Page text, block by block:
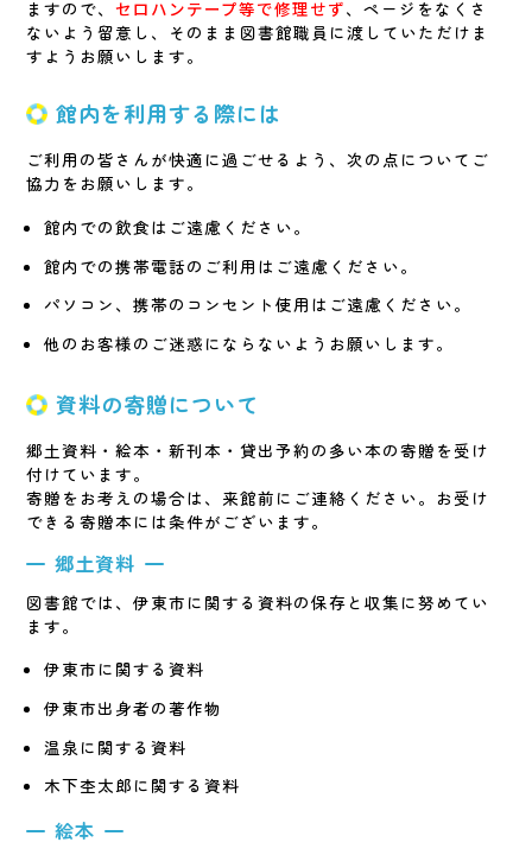
ますので、セロハンテープ等で修理せず、ページをなくさ
ないよう留意し、そのまま図書館職員に渡していただけま
すようお願いします。
館内を利用する際には
ご利用の皆さんが快適に過ごせるよう、次の点についてご
協力をお願いします。
館内での飲食はご遠慮ください。
館内での携帯電話のご利用はご遠慮ください。
パソコン、携帯のコンセント使用はご遠慮ください。
他のお客様のご迷惑にならないようお願いします。
資料の寄贈について
郷土資料・絵本・新刊本・貸出予約の多い本の寄贈を受け
付けています。
寄贈をお考えの場合は、来館前にご連絡ください。お受け
できる寄贈本には条件がございます。
郷土資料
図書館では、伊東市に関する資料の保存と収集に努めてい
ます。
伊東市に関する資料
伊東市出身者の著作物
温泉に関する資料
木下杢太郎に関する資料
絵本